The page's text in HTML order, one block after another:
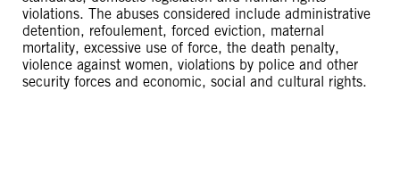
violations. The abuses considered include administrative
detention, refoulement, forced eviction, maternal
mortality, excessive use of force, the death penalty,
violence against women, violations by police and other
security forces and economic, social and cultural rights.